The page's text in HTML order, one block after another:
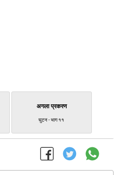
अगला प्रकरण
घुटन - भाग ११